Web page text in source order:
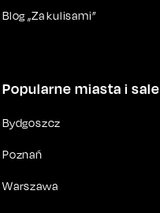
Blog „Za kulisami”
Popularne miasta i sale
Bydgoszcz
Poznań
Warszawa